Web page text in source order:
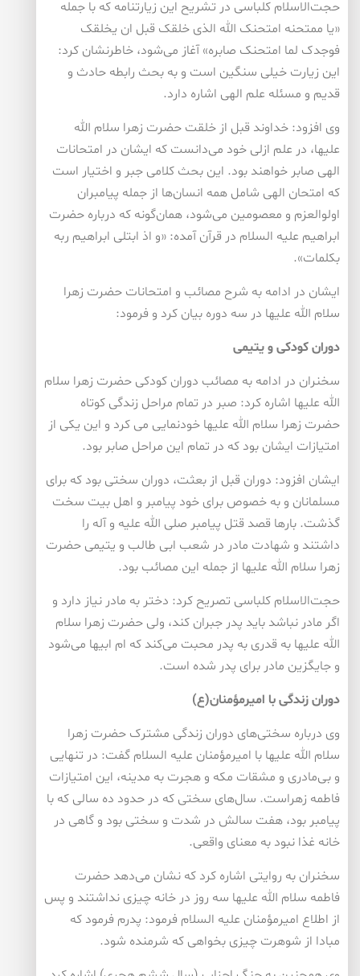
حجت‌الاسلام کلباسی در تشریح این زیارتنامه که با جمله
«یا ممتحنه امتحنک الله الذی خلقک قبل ان یخلقک
فوجدک لما امتحنک صابره» آغاز می‌شود، خاطرنشان کرد:
این زیارت خیلی سنگین است و به بحث رابطه حادث و
قدیم و مسئله علم الهی اشاره دارد.
وی افزود: خداوند قبل از خلقت حضرت زهرا سلام الله
علیها، در علم ازلی خود می‌دانست که ایشان در امتحانات
الهی صابر خواهند بود. این بحث کلامی جبر و اختیار است
که امتحان الهی شامل همه انسان‌ها از جمله پیامبران
اولوالعزم و معصومین می‌شود، همان‌گونه که درباره حضرت
ابراهیم علیه السلام در قرآن آمده: «و اذ ابتلی ابراهیم ربه
بکلمات».
ایشان در ادامه به شرح مصائب و امتحانات حضرت زهرا
سلام الله علیها در سه دوره بیان کرد و فرمود:
دوران کودکی و یتیمی
سخنران در ادامه به مصائب دوران کودکی حضرت زهرا سلام
الله علیها اشاره کرد: صبر در تمام مراحل زندگی کوتاه
حضرت زهرا سلام الله علیها خودنمایی می کرد و این یکی از
امتیازات ایشان بود که در تمام این مراحل صابر بود.
ایشان افزود: دوران قبل از بعثت، دوران سختی بود که برای
مسلمانان و به خصوص برای خود پیامبر و اهل بیت سخت
گذشت. بارها قصد قتل پیامبر صلی الله علیه و آله را
داشتند و شهادت مادر در شعب ابی طالب و یتیمی حضرت
زهرا سلام الله علیها از جمله این مصائب بود.
حجت‌الاسلام کلباسی تصریح کرد: دختر به مادر نیاز دارد و
اگر مادر نباشد باید پدر جبران کند، ولی حضرت زهرا سلام
الله علیها به قدری به پدر محبت می‌کند که ام ابیها می‌شود
و جایگزین مادر برای پدر شده است.
دوران زندگی با امیرمؤمنان(ع)
وی درباره سختی‌های دوران زندگی مشترک حضرت زهرا
سلام الله علیها با امیرمؤمنان علیه السلام گفت: در تنهایی
و بی‌مادری و مشقات مکه و هجرت به مدینه، این امتیازات
فاطمه زهراست. سال‌های سختی که در حدود ده سالی که با
پیامبر بود، هفت سالش در شدت و سختی بود و گاهی در
خانه غذا نبود به معنای واقعی.
سخنران به روایتی اشاره کرد که نشان می‌دهد حضرت
فاطمه سلام الله علیها سه روز در خانه چیزی نداشتند و پس
از اطلاع امیرمؤمنان علیه السلام فرمود: پدرم فرمود که
مبادا از شوهرت چیزی بخواهی که شرمنده شود.